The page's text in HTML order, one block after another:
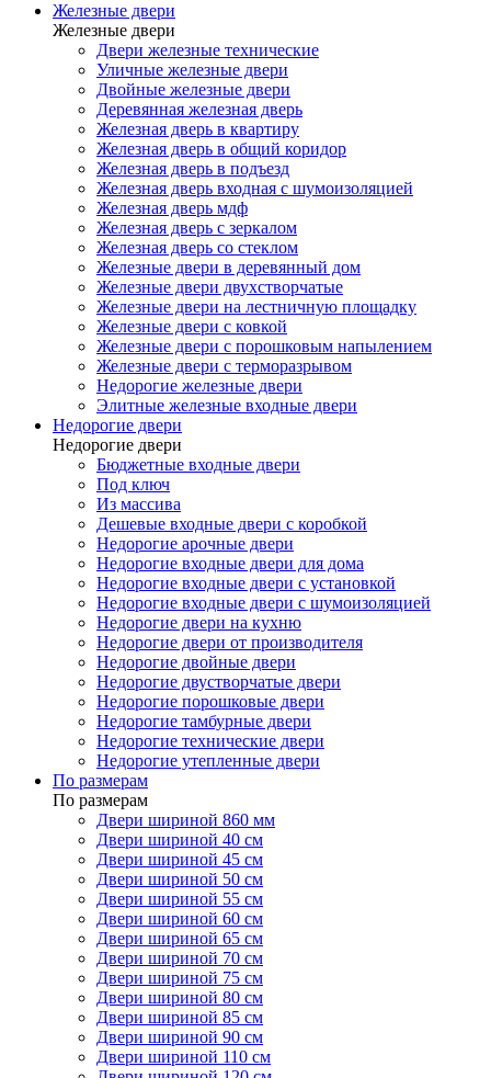
Железные двери
Железные двери
Двери железные технические
Уличные железные двери
Двойные железные двери
Деревянная железная дверь
Железная дверь в квартиру
Железная дверь в общий коридор
Железная дверь в подъезд
Железная дверь входная с шумоизоляцией
Железная дверь мдф
Железная дверь с зеркалом
Железная дверь со стеклом
Железные двери в деревянный дом
Железные двери двухстворчатые
Железные двери на лестничную площадку
Железные двери с ковкой
Железные двери с порошковым напылением
Железные двери с терморазрывом
Недорогие железные двери
Элитные железные входные двери
Недорогие двери
Недорогие двери
Бюджетные входные двери
Под ключ
Из массива
Дешевые входные двери с коробкой
Недорогие арочные двери
Недорогие входные двери для дома
Недорогие входные двери с установкой
Недорогие входные двери с шумоизоляцией
Недорогие двери на кухню
Недорогие двери от производителя
Недорогие двойные двери
Недорогие двустворчатые двери
Недорогие порошковые двери
Недорогие тамбурные двери
Недорогие технические двери
Недорогие утепленные двери
По размерам
По размерам
Двери шириной 860 мм
Двери шириной 40 см
Двери шириной 45 см
Двери шириной 50 см
Двери шириной 55 см
Двери шириной 60 см
Двери шириной 65 см
Двери шириной 70 см
Двери шириной 75 см
Двери шириной 80 см
Двери шириной 85 см
Двери шириной 90 см
Двери шириной 110 см